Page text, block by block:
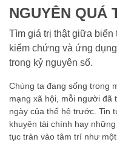
NGUYÊN QUÁ
Tìm giá trị thật giữa biển
kiểm chứng và ứng
trong kỷ nguyên số.
Chúng ta đang sống trong
mạng xã hội, mỗi người đã
ngày của thế hệ trước. Tin
khuyên tài chính hay
tục tràn vào tâm trí như